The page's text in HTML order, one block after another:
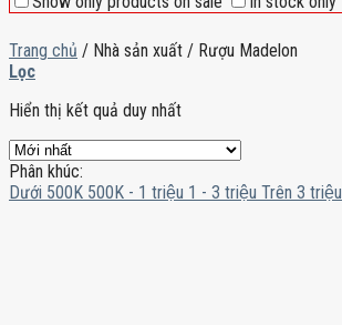
Trang chủ / Nhà sản xuất / Rượu Madelon
Lọc
Hiển thị kết quả duy nhất
Phân khúc:
Dưới 500K 500K - 1 triệu 1 - 3 triệu Trên 3 triệu